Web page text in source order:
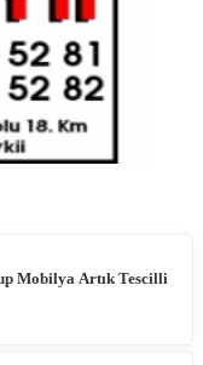
Mobilya Artık Tescilli